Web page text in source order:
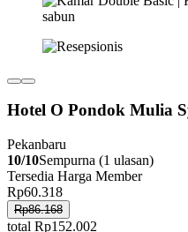
Hotel O Pondok Mulia
Pekanbaru
10/10Sempurna (1 ulasan)
Tersedia Harga Member
Rp60.318
Rp86.168
total Rp152.002